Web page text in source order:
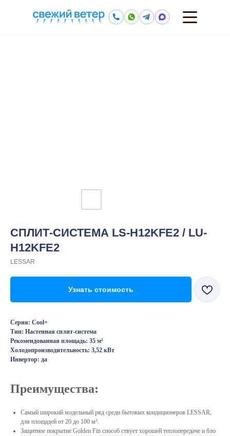
СПЛИТ-СИСТЕМА LS-H12KFE2 / LU-
H12KFE2
LESSAR
Узнать стоимость
Преимущества:
Самый широкий модельный ряд среди бытовых кондиционеров LESSAR,
для площадей от 20 до 100 м².
Защитное покрытие Golden Fin способ ствует хорошей теплопередаче и бло
Серия: Cool+
Тип: Настенная сплит-система
Рекомендованная площадь: 35 м²
Холодопроизводительность: 3,52 кВт
Инвертор: да